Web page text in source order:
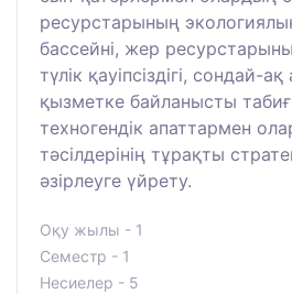
ресурстарының экологиялық
бассейні, жер
түлік қауіпсіздігі, сондай-
қызметке байланысты
техногендік апаттармен
тәсілдерінің тұрақты
әзірлеуге үйрету.
Оқу жылы - 1
Семестр - 1
Несиелер - 5